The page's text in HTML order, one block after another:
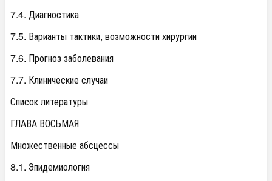
7.4. Диагностика
7.5. Варианты тактики, возможности хирургии
7.6. Прогноз заболевания
7.7. Клинические случаи
Список литературы
ГЛАВА ВОСЬМАЯ
Множественные абсцессы
8.1. Эпидемиология